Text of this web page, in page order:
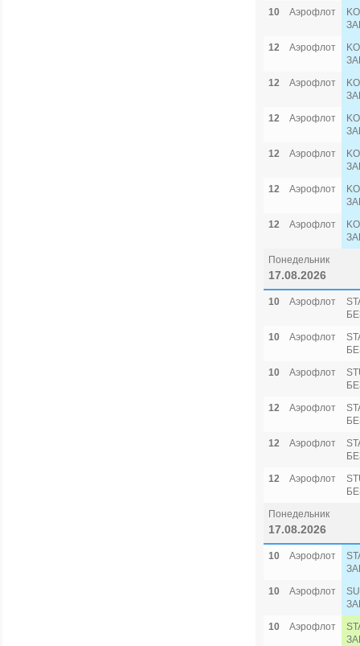
10
Аэрофлот
12
Аэрофлот
12
Аэрофлот
12
Аэрофлот
12
Аэрофлот
12
Аэрофлот
12
Аэрофлот
Понедельник
17.08.2026
10 Аэрофлот
10
Аэрофлот
10
Аэрофлот
12
Аэрофлот
12
Аэрофлот
12
Аэрофлот
Понедельник
17.08.2026
10 Аэрофлот
10
Аэрофлот
10
Аэрофлот